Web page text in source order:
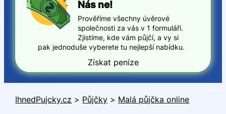
Nás ne!
Prověříme všechny úvěrové
společnosti za vás v 1 formuláři.
Zjistíme, kde vám půjčí, a vy si
pak jednoduše vyberete tu nejlepší nabídku.
Získat peníze
IhnedPujcky.cz > Půjčky > Malá půjčka online